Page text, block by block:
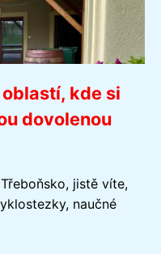
kde si
dovolenou
jistě víte,
naučné